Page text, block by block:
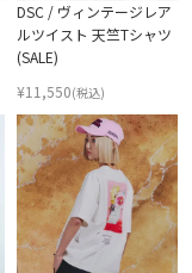
DSC / ヴィンテージレア
ルツイスト 天竺Tシャツ
(SALE)
¥11,550(税込)